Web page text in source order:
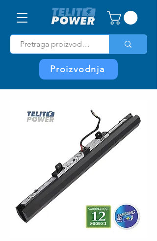
Proizvodnja